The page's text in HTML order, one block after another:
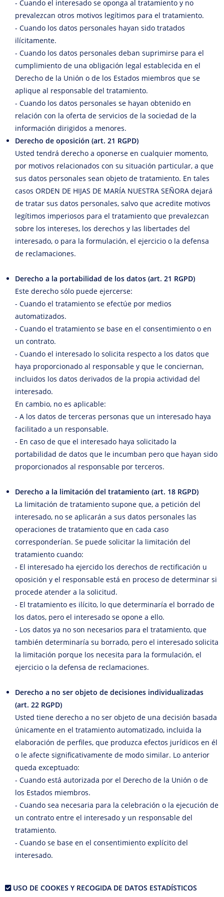
- Cuando el interesado se oponga al tratamiento y no
prevalezcan otros motivos legítimos para el tratamiento.
- Cuando los datos personales hayan sido tratados
ilícitamente.
- Cuando los datos personales deban suprimirse para el
cumplimiento de una obligación legal establecida en el
Derecho de la Unión o de los Estados miembros que se
aplique al responsable del tratamiento.
- Cuando los datos personales se hayan obtenido en
relación con la oferta de servicios de la sociedad de la
información dirigidos a menores.
Derecho de oposición (art. 21 RGPD)
Usted tendrá derecho a oponerse en cualquier momento,
por motivos relacionados con su situación particular, a que
sus datos personales sean objeto de tratamiento. En tales
casos ORDEN DE HIJAS DE MARÍA NUESTRA SEÑORA dejará
de tratar sus datos personales, salvo que acredite motivos
legítimos imperiosos para el tratamiento que prevalezcan
sobre los intereses, los derechos y las libertades del
interesado, o para la formulación, el ejercicio o la defensa
de reclamaciones.
Derecho a la portabilidad de los datos (art. 21 RGPD)
Este derecho sólo puede ejercerse:
- Cuando el tratamiento se efectúe por medios
automatizados.
- Cuando el tratamiento se base en el consentimiento o en
un contrato.
- Cuando el interesado lo solicita respecto a los datos que
haya proporcionado al responsable y que le conciernan,
incluidos los datos derivados de la propia actividad del
interesado.
En cambio, no es aplicable:
- A los datos de terceras personas que un interesado haya
facilitado a un responsable.
- En caso de que el interesado haya solicitado la
portabilidad de datos que le incumban pero que hayan sido
proporcionados al responsable por terceros.
Derecho a la limitación del tratamiento (art. 18 RGPD)
La limitación de tratamiento supone que, a petición del
interesado, no se aplicarán a sus datos personales las
operaciones de tratamiento que en cada caso
corresponderían. Se puede solicitar la limitación del
tratamiento cuando:
- El interesado ha ejercido los derechos de rectificación u
oposición y el responsable está en proceso de determinar si
procede atender a la solicitud.
- El tratamiento es ilícito, lo que determinaría el borrado de
los datos, pero el interesado se opone a ello.
- Los datos ya no son necesarios para el tratamiento, que
también determinaría su borrado, pero el interesado solicita
la limitación porque los necesita para la formulación, el
ejercicio o la defensa de reclamaciones.
Derecho a no ser objeto de decisiones individualizadas
(art. 22 RGPD)
Usted tiene derecho a no ser objeto de una decisión basada
únicamente en el tratamiento automatizado, incluida la
elaboración de perfiles, que produzca efectos jurídicos en él
o le afecte significativamente de modo similar. Lo anterior
queda exceptuado:
- Cuando está autorizada por el Derecho de la Unión o de
los Estados miembros.
- Cuando sea necesaria para la celebración o la ejecución de
un contrato entre el interesado y un responsable del
tratamiento.
- Cuando se base en el consentimiento explícito del
interesado.
USO DE COOKES Y RECOGIDA DE DATOS ESTADÍSTICOS